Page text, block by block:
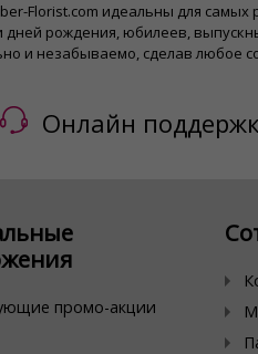
Florist.com идеальны для
дней рождения, юбилеев,
и незабываемо, сделав любое
Онлайн
промо-акции